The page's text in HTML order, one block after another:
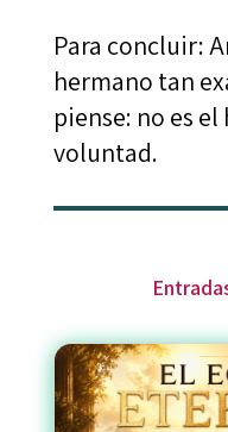
Para concluir:
hermano tan
piense: no es el
voluntad.